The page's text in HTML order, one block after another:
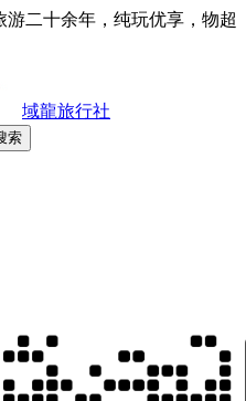
二十余年，纯玩优享，物超
域龍旅行社
索